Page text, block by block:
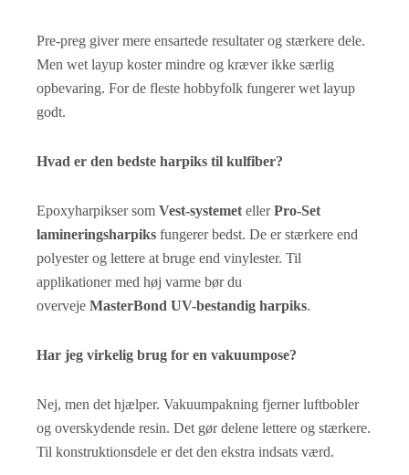
Pre-preg giver mere ensartede resultater og stærkere dele.
Men wet layup koster mindre og kræver ikke særlig
opbevaring. For de fleste hobbyfolk fungerer wet layup
godt.
Hvad er den bedste harpiks til kulfiber?
Epoxyharpikser som Vest-systemet ellerPro-Set
lamineringsharpiks fungerer bedst. De er stærkere end
polyester og lettere at bruge end vinylester. Til
applikationer med høj varme bør du
overveje MasterBond UV-bestandig harpiks.
Har jeg virkelig brug for en vakuumpose?
Nej, men det hjælper. Vakuumpakning fjerner luftbobler
og overskydende resin. Det gør delene lettere og stærkere.
Til konstruktionsdele er det den ekstra indsats værd.